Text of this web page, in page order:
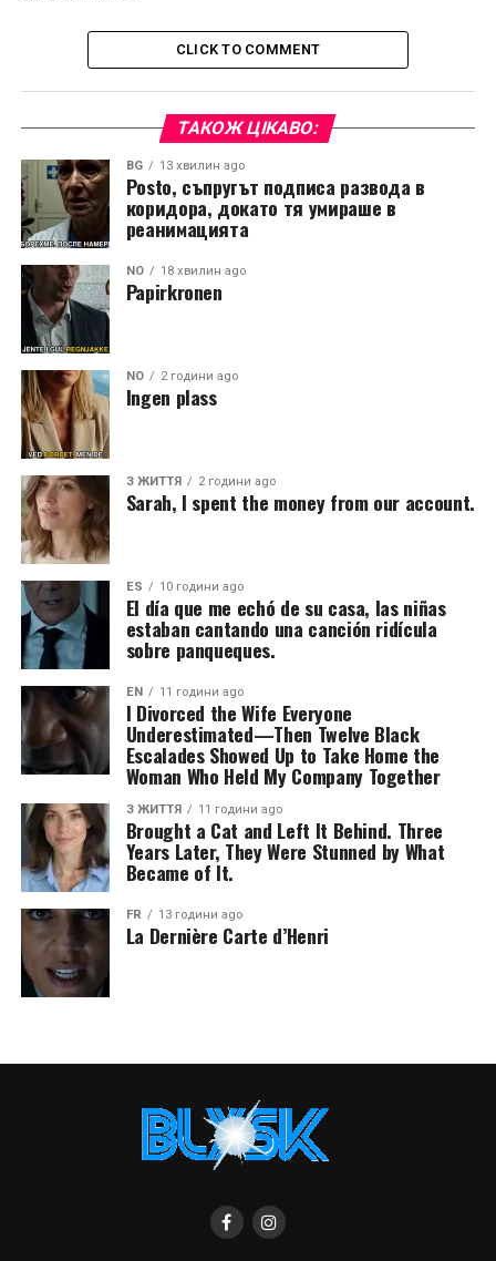
CLICK TO COMMENT
ТАКОЖ ЦІКАВО:
BG 13 хвилин ago
Postо, съпругът подписа развода в
коридора, докато тя умираше в
реанимацията
NO 18 хвилин ago
Papirkronen
NO 2 години ago
Ingen plass
З ЖИТТЯ 2 години ago
Sarah, I spent the money from our account.
ES 10 години ago
El día que me echó de su casa, las niñas
estaban cantando una canción ridícula
sobre panqueques.
EN 11 години ago
I Divorced the Wife Everyone
Underestimated—Then Twelve Black
Escalades Showed Up to Take Home the
Woman Who Held My Company Together
З ЖИТТЯ 11 години ago
Brought a Cat and Left It Behind. Three
Years Later, They Were Stunned by What
Became of It.
FR 13 години ago
La Dernière Carte d’Henri